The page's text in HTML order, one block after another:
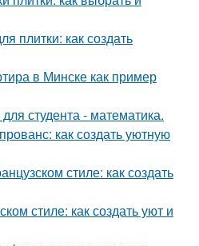
плитки: как создать
в Минске как пример
студента - математика.
как создать уютную
стиле: как создать
стиле: как создать уют и